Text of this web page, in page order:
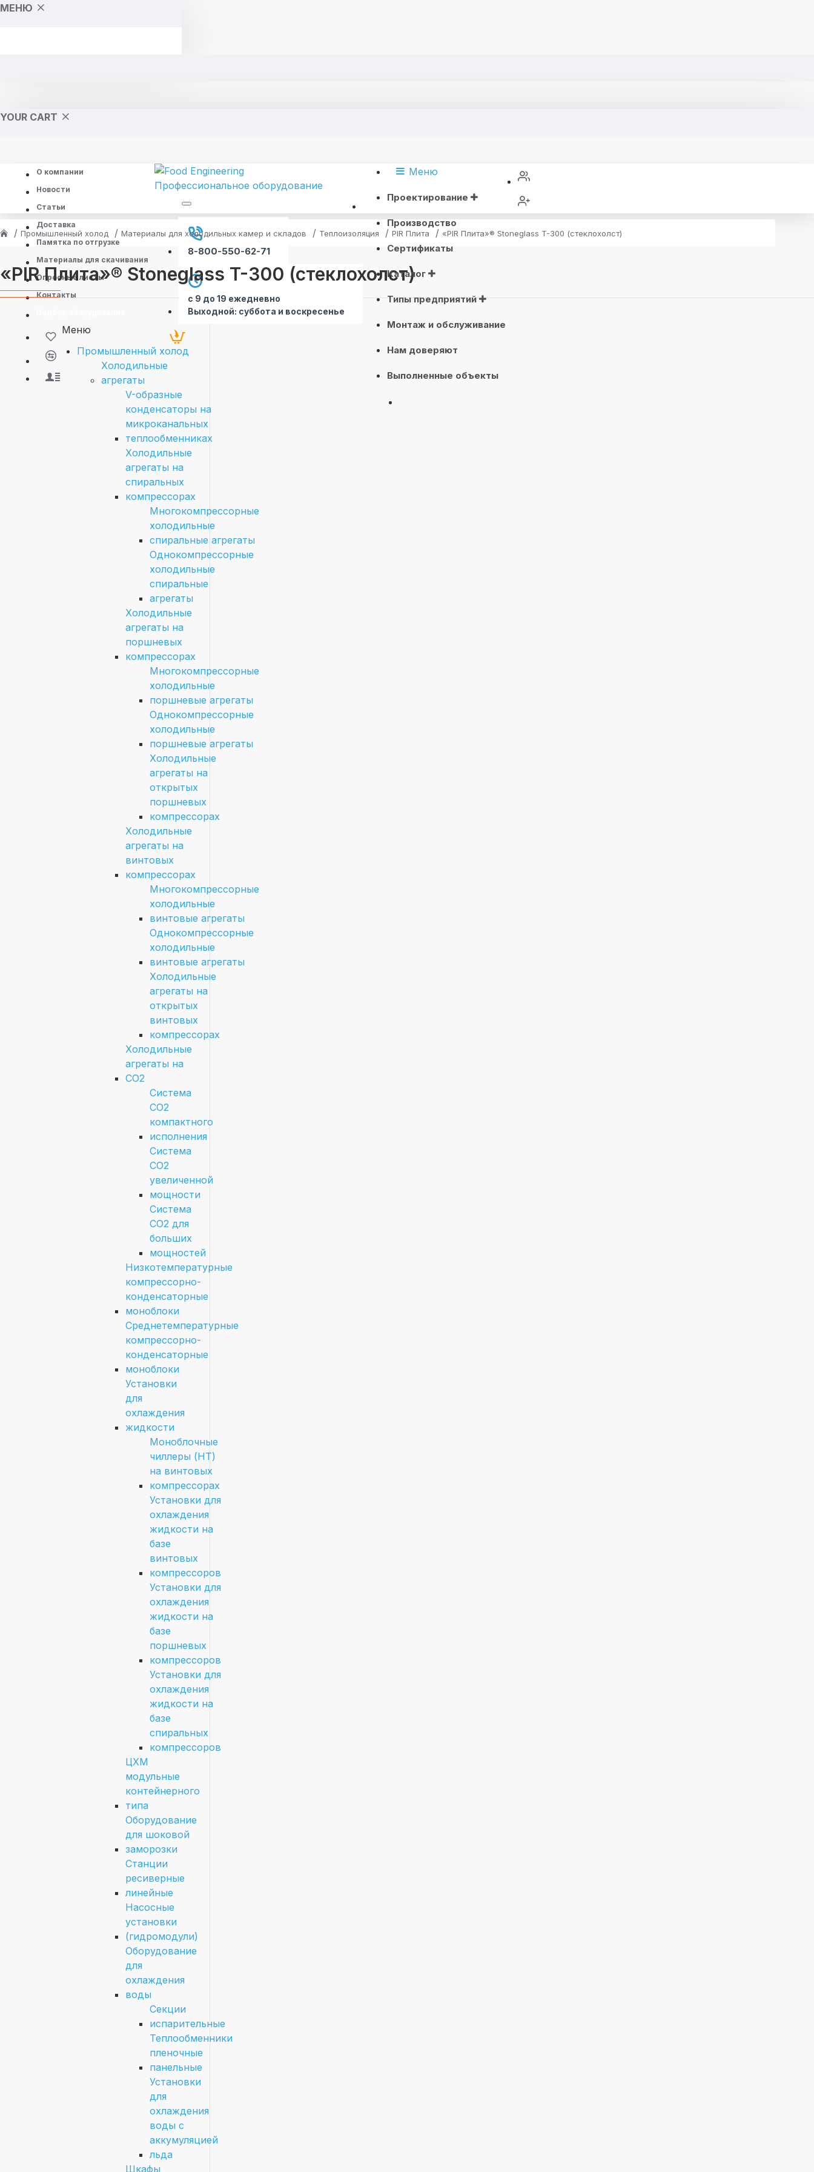
МЕНЮ
YOUR CART
О компании
Новости
Статьи
Доставка
Памятка по отгрузке
Материалы для скачивания
Опросные листы
Контакты
8-800-550-62-71
с 9 до 19 ежедневно
Выходной: суббота и воскресенье
Меню
Проектирование
Производство
Сертификаты
Каталог
Типы предприятий
Монтаж и обслуживание
Нам доверяют
Выполненные объекты
Промышленный холод Материалы для холодильных камер и складов Теплоизоляция PIR Плита «PIR Плита»® Stoneglass T-300 (стеклохолст)
«PIR Плита»® Stoneglass T-300 (стеклохолст)
Меню
Промышленный холод
Холодильные
агрегаты
V-образные
конденсаторы на
микроканальных
теплообменниках
Холодильные
агрегаты на
спиральных
компрессорах
Многокомпрессорные
холодильные
спиральные агрегаты
Однокомпрессорные
холодильные
спиральные
агрегаты
Холодильные
агрегаты на
поршневых
компрессорах
Многокомпрессорные
холодильные
поршневые агрегаты
Однокомпрессорные
холодильные
поршневые агрегаты
Холодильные
агрегаты на
открытых
поршневых
компрессорах
Холодильные
агрегаты на
винтовых
компрессорах
Многокомпрессорные
холодильные
винтовые агрегаты
Однокомпрессорные
холодильные
винтовые агрегаты
Холодильные
агрегаты на
открытых
винтовых
компрессорах
Холодильные
агрегаты на
CO2
Система
СО2
компактного
исполнения
Система
СО2
увеличенной
мощности
Система
СО2 для
больших
мощностей
Низкотемпературные
компрессорно-
конденсаторные
моноблоки
Среднетемпературные
компрессорно-
конденсаторные
моноблоки
Установки
для
охлаждения
жидкости
Моноблочные
чиллеры (HT)
на винтовых
компрессорах
Установки для
охлаждения
жидкости на
базе
винтовых
компрессоров
Установки для
охлаждения
жидкости на
базе
поршневых
компрессоров
Установки для
охлаждения
жидкости на
базе
спиральных
компрессоров
ЦХМ
модульные
контейнерного
типа
Оборудование
для шоковой
заморозки
Станции
ресиверные
линейные
Насосные
установки
(гидромодули)
Оборудование
для
охлаждения
воды
Секции
испарительные
Теплообменники
пленочные
панельные
Установки
для
охлаждения
воды с
аккумуляцией
льда
Шкафы